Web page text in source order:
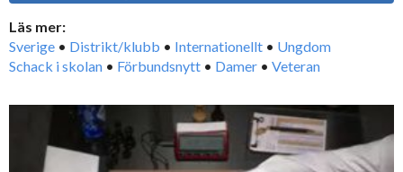
Läs mer:
Sverige • Distrikt/klubb • Internationellt • Ungdom
Schack i skolan • Förbundsnytt • Damer • Veteran